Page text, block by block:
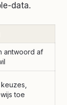
data.
antwoord af
toe